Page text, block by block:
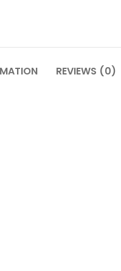
REVIEWS (0)